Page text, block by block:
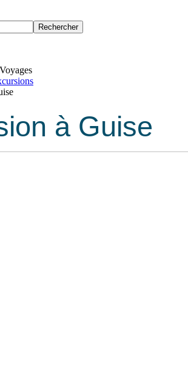
Rechercher
à Guise